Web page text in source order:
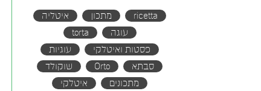
ricetta מתכון
איטליה
עוגה
torta
פסטות ואיטלקי
עוגיות
סבתא
Orto
שוקולד
מתכונים
איטלקי